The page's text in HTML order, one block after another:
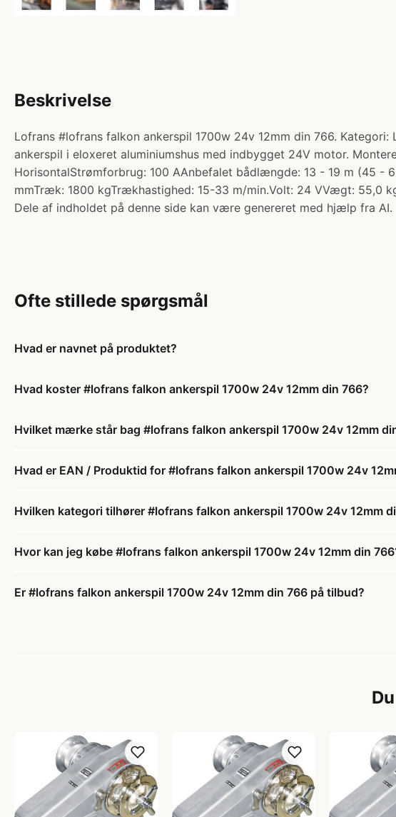
Beskrivelse
Lofrans #lofrans falkon ankerspil 1700w 24v 12mm din 766.
ankerspil i eloxeret aluminiumshus med indbygget 24V motor.
HorisontalStrømforbrug: 100 AAnbefalet bådlængde: 13 - 19 m (45 -
mmTræk: 1800 kgTrækhastighed: 15-33 m/min.Volt: 24 VVægt: 55,0
Dele af indholdet på denne side kan være genereret med hjælp fra AI.
Ofte stillede spørgsmål
Hvad er navnet på produktet?
Hvad koster #lofrans falkon ankerspil 1700w 24v 12mm din 766?
Hvilket mærke står bag #lofrans falkon ankerspil 1700w 24v 12mm
Hvad er EAN / Produktid for #lofrans falkon ankerspil 1700w 24v
Hvilken kategori tilhører #lofrans falkon ankerspil 1700w 24v 12mm
Hvor kan jeg købe #lofrans falkon ankerspil 1700w 24v 12mm din
Er #lofrans falkon ankerspil 1700w 24v 12mm din 766 på tilbud?